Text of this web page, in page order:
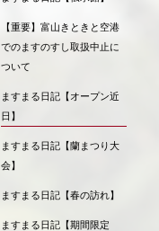
【重要】富山きときと空港
でのますのすし取扱中止に
ついて
ますまる日記【オープン近
日】
ますまる日記【蘭まつり大
会】
ますまる日記【春の訪れ】
ますまる日記【期間限定